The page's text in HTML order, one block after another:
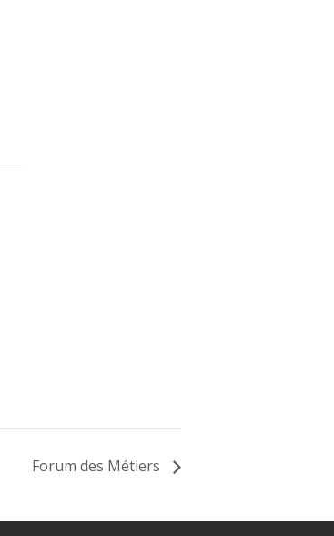
Forum des Métiers